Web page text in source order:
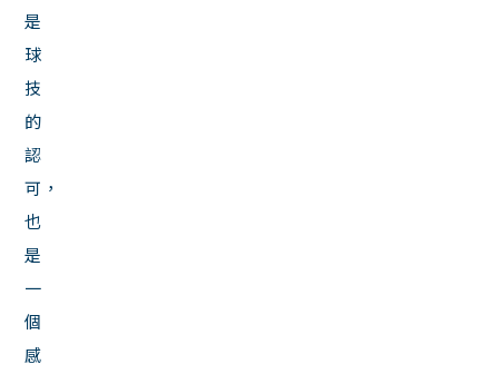
是
球
技
的
認
可，
也
是
一
個
感